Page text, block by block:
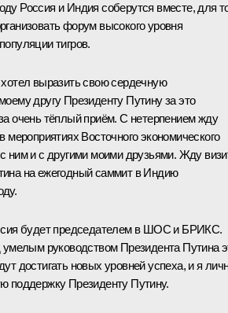
Россия и Индия соберутся вместе, для
форум высокого уровня
тигров.
выразить свою сердечную
другу Президенту Путину за это
очень тёплый приём. С нетерпением жду
мероприятиях Восточного экономического
ним и с другими моими друзьями. Жду
на ежегодный саммит в Индию
будет председателем в ШОС и БРИКС.
умелым руководством Президента Путина
достигать новых уровней успеха, и я
поддержку Президенту Путину.